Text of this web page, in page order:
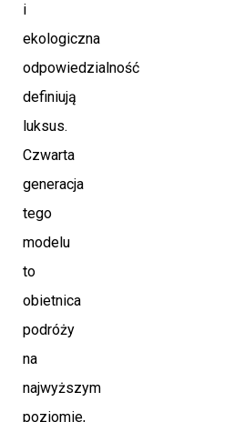
i
ekologiczna
odpowiedzialność
definiują
luksus.
Czwarta
generacja
tego
modelu
to
obietnica
podróży
na
najwyższym
poziomie,